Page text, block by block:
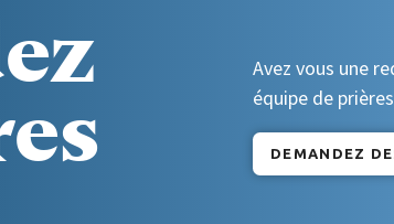
Avez vous une
équipe de
DEMANDEZ